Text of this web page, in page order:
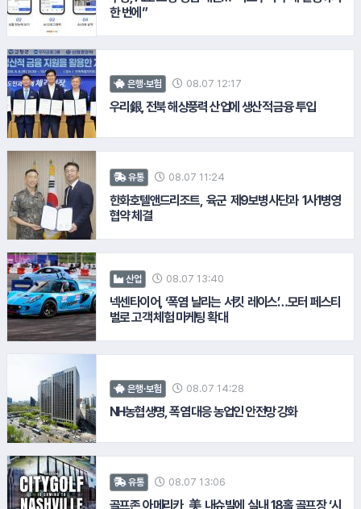
한 번에”
은행·보험 08.07 12:17
우리銀, 전북 해상풍력 산업에 생산적 금융 투입
유통 08.07 11:24
한화호텔앤드리조트, 육군 제9보병사단과 1사1병영
협약 체결
산업 08.07 13:40
넥센타이어, ‘폭염 날리는 서킷 레이스’…모터 페스티
벌로 고객 체험 마케팅 확대
은행·보험 08.07 14:28
NH농협생명, 폭염 대응 농업인 안전망 강화
유통 08.07 13:06
골프존 아메리카, 美 내슈빌에 실내 18홀 골프장 ‘시
9.CJENM
10.
#NH농협은행
#녹십자
#SPC그룹
#쿠팡